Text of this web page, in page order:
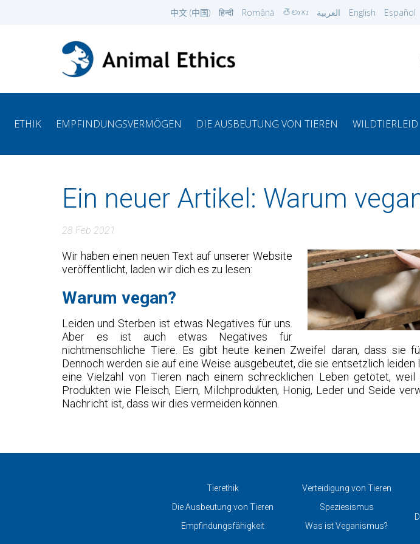
中文 (中国) हिन्दी Română తెలుగు العربية English Español
ETHIK EMPFINDUNGSVERMÖGEN DIE AUSBEUTUNG VON TIEREN WILDTIERLEID
Ein neuer Artikel: Warum
28 Feb 2021
Wir haben einen neuen Text auf unserer Website
veröffentlicht, laden wir dich es zu lesen:
Warum vegan?
Leiden und Sterben ist etwas Negatives für uns.
Aber es ist auch etwas Negatives für
nichtmenschliche Tiere. Es gibt heute keinen Zweifel daran, dass sie
Dennoch werden sie auf eine Weise ausgebeutet, die sie entsetzlich
eine Vielzahl von Tieren nach einem schrecklichen Leben getötet,
Produkten wie Fleisch, Eiern, Milchprodukten, Honig, Leder und Seide
Nachricht ist, dass wir dies vermeiden können.
Tierethik
Die Ausbeutung von Tieren
Empfindungsfähigkeit
Verteidigung von Tieren
Speziesismus
Was ist Veganismus?